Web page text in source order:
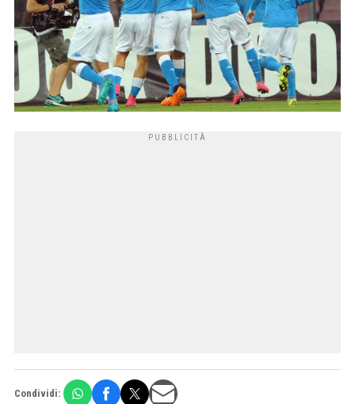
Condividi: